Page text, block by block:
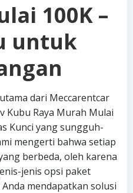
100K –
untuk
dari Meccarentcar
Kubu Raya Murah Mulai
Kunci yang sungguh-
mengerti bahwa setiap
berbeda, oleh karena
jenis opsi paket
mendapatkan solusi